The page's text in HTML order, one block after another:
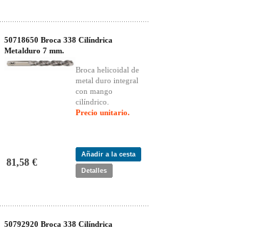
50718650 Broca 338 Cilíndrica
Metalduro 7 mm.
Broca helicoidal de
metal duro integral
con mango
cilíndrico.
Precio unitario.
81,58 €
Añadir a la cesta
Detalles
50792920 Broca 338 Cilíndrica